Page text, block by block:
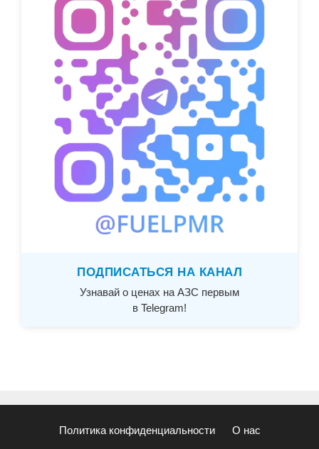
ПОДПИСАТЬСЯ НА КАНАЛ
Узнавай о ценах на АЗС первым
в Telegram!
Политика конфиденциальности О нас